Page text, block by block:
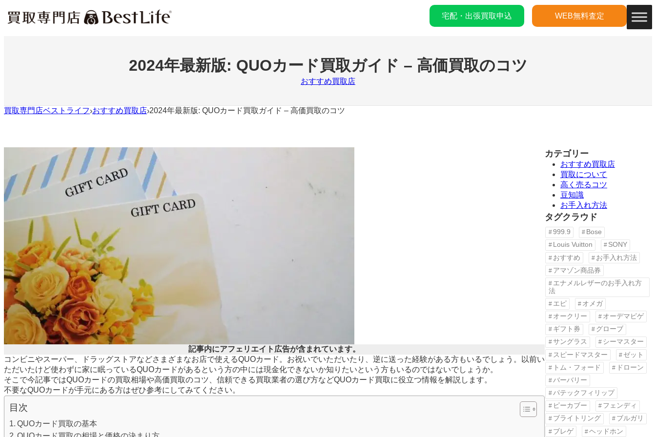
容
宅配・出張買取申込 WEB無料査定
2024年最新版: QUOカード買取ガイド – 高価買取のコツ
おすすめ買取店
買取専門店ベストライフ›おすすめ買取店›2024年最新版: QUOカード買取ガイド – 高価買取のコツ
記事内にアフェリエイト広告が含まれています。
コンビニやスーパー、ドラッグストアなどさまざまなお店で使えるQUOカード。お祝いでいただいたり、逆に送った経験がある方もいるでしょう。以前い
ただいたけど使わずに家に眠っているQUOカードがあるという方の中には現金化できないか知りたいという方もいるのではないでしょうか。
そこで今記事ではQUOカードの買取相場や高価買取のコツ、信頼できる買取業者の選び方などQUOカード買取に役立つ情報を解説します。
不要なQUOカードが手元にある方はぜひ参考にしてみてください。
目次
QUOカード買取の基本
カテゴリー
おすすめ買取店
買取について
高く売るコツ
豆知識
お手入れ方法
タグクラウド
999.9
Bose
Louis Vuitton
SONY
おすすめ
お手入れ方法
アマゾン商品券
エナメルレザーのお手入れ方
法
エピ
オメガ
オークリー
オーデマピゲ
ギフト券
グローブ
サングラス
シーマスター
スピードマスター
ゼット
トム・フォード
ドローン
バーバリー
パテックフィリップ
ピーカブー
フェンディ
ブライトリング
ブルガリ
ブレゲ
ヘッドホン